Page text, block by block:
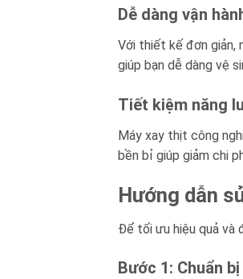
Dễ dàng vận
Với thiết kế đơn giản,
giúp bạn dễ dàng vệ
Tiết kiệm năng
Máy xay thịt công
bền bỉ giúp giảm chi
Hướng dẫn
Để tối ưu hiệu quả và
Bước 1: Chuẩn